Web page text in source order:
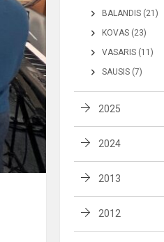
BALANDIS (21)
KOVAS (23)
VASARIS (11)
SAUSIS (7)
2025
2024
2013
2012